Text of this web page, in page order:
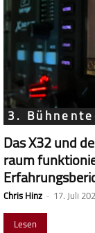
3.
Das X32 und
raum
Chris Hinz - 17. Juli
Lesen